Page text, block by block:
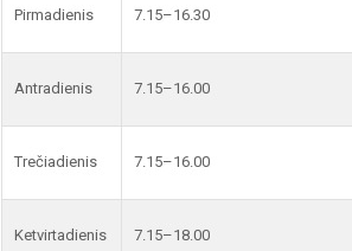
Pirmadienis 7.15–16.30
Antradienis 7.15–16.00
Trečiadienis 7.15–16.00
Ketvirtadienis 7.15–18.00